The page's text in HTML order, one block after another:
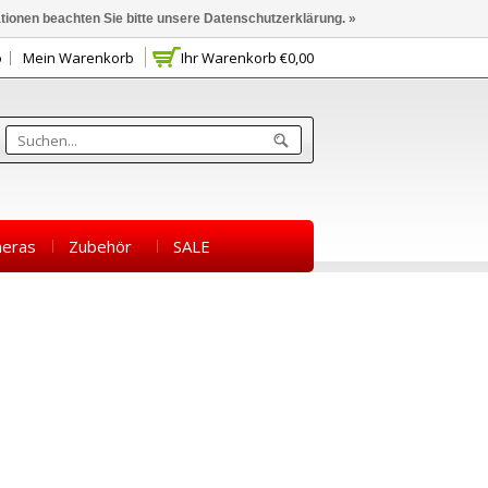
Ihr Warenkorb €0,00
Mein Warenkorb
Zubehör SALE
beachten Sie bitte unsere Datenschutzerklärung. »